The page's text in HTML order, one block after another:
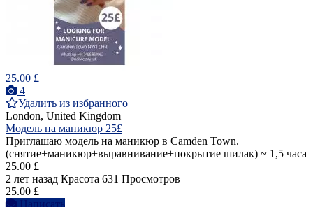
25.00 £
4
Удалить из избранного
London, United Kingdom
Модель на маникюр 25£
Приглашаю модель на маникюр в Camden Town.
(снятие+маникюр+выравнивание+покрытие шилак) ~ 1,5 часа
25.00 £
2 лет назад Красота 631 Просмотров
25.00 £
Написать